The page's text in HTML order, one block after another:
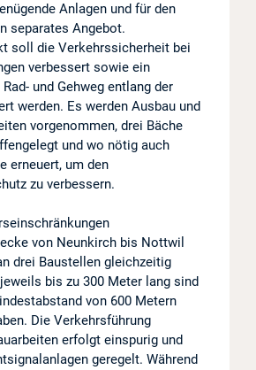
Anlagen und für den
separates Angebot.
soll die Verkehrssicherheit bei
verbessert sowie ein
und Gehweg entlang der
werden. Es werden Ausbau und
vorgenommen, drei Bäche
und wo nötig auch
erneuert, um den
zu verbessern.
von Neunkirch bis Nottwil
drei Baustellen gleichzeitig
bis zu 300 Meter lang sind
von 600 Metern
Die Verkehrsführung
erfolgt einspurig und
geregelt. Während